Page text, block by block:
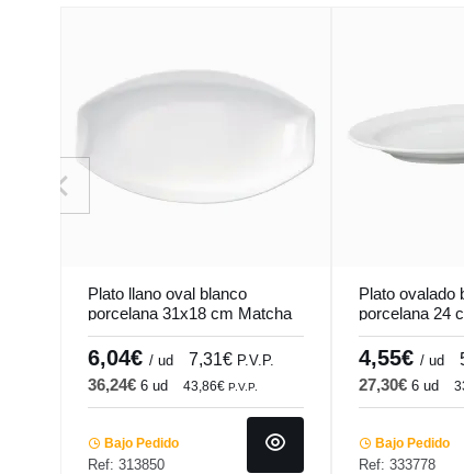
Plato llano oval blanco
porcelana 31x18 cm Matcha
Pro.mundi
6,04€ / ud 7,31€ P.V.P.
36,24€ 6 ud 43,86€ P.V.P.
Bajo Pedido
Ref: 313850
Plato ovalado
porcelana 24
4,55€ / ud
27,30€ 6 ud
Bajo Pedido
Ref: 333778